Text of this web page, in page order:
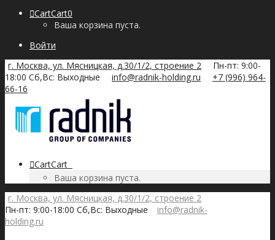
CartCart0
Ваша корзина пуста.
Войти
г. Москва, ул. Мясницкая, д.30/1/2, строение 2
Пн-пт: 9:00-
18:00 Сб,Вс: Выходные
info@radnik-holding.ru
+7 (996) 964-
66-16
CartCart
Ваша корзина пуста.
г. Москва, ул. Мясницкая, д.30/1/2, строение 2
Пн-пт: 9:00-18:00 Сб,Вс: Выходные
info@radnik-
holding.ru